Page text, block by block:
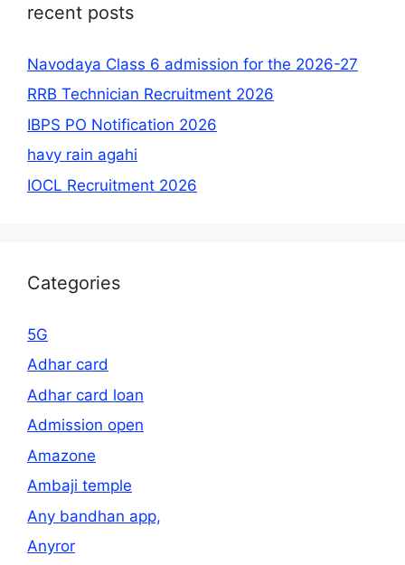
recent posts
Navodaya Class 6 admission for the 2026-27
RRB Technician Recruitment 2026
IBPS PO Notification 2026
havy rain agahi
IOCL Recruitment 2026
Categories
5G
Adhar card
Adhar card loan
Admission open
Amazone
Ambaji temple
Any bandhan app,
Anyror